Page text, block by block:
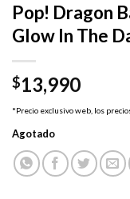
Pop! Dragon
Glow In The
$13,990
*Precio exclusivo web, los
Agotado